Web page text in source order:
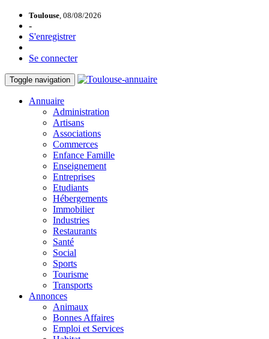
Toulouse, 08/08/2026
-
S'enregistrer
Se connecter
Toggle navigation
Annuaire
Administration
Artisans
Associations
Commerces
Enfance Famille
Enseignement
Entreprises
Etudiants
Hébergements
Immobilier
Industries
Restaurants
Santé
Social
Sports
Tourisme
Transports
Annonces
Animaux
Bonnes Affaires
Emploi et Services